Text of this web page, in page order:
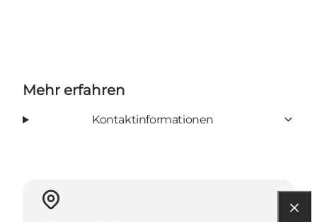
Mehr erfahren
Kontaktinformationen